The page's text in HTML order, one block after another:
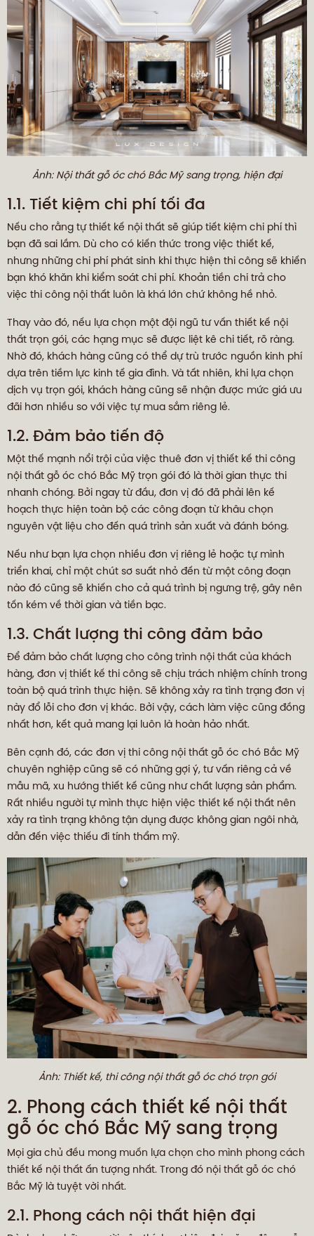
Ảnh: Nội thất gỗ óc chó Bắc Mỹ sang trọng, hiện đại
1.1. Tiết kiệm chi phí tối đa
Nếu cho rằng tự thiết kế nội thất sẽ giúp tiết kiệm chi phí thì
bạn đã sai lầm. Dù cho có kiến thức trong việc thiết kế,
nhưng những chi phí phát sinh khi thực hiện thi công sẽ khiến
bạn khó khăn khi kiểm soát chi phí. Khoản tiền chi trả cho
việc thi công nội thất luôn là khá lớn chứ không hề nhỏ.
Thay vào đó, nếu lựa chọn một đội ngũ tư vấn thiết kế nội
thất trọn gói, các hạng mục sẽ được liệt kê chi tiết, rõ ràng.
Nhờ đó, khách hàng cũng có thể dự trù trước nguồn kinh phí
dựa trên tiềm lực kinh tế gia đình. Và tất nhiên, khi lựa chọn
dịch vụ trọn gói, khách hàng cũng sẽ nhận được mức giá ưu
đãi hơn nhiều so với việc tự mua sắm riêng lẻ.
1.2. Đảm bảo tiến độ
Một thế mạnh nổi trội của việc thuê đơn vị thiết kế thi công
nội thất gỗ óc chó Bắc Mỹ trọn gói đó là thời gian thực thi
nhanh chóng. Bởi ngay từ đầu, đơn vị đó đã phải lên kế
hoạch thực hiện toàn bộ các công đoạn từ khâu chọn
nguyên vật liệu cho đến quá trình sản xuất và đánh bóng.
Nếu như bạn lựa chọn nhiều đơn vị riêng lẻ hoặc tự mình
triển khai, chỉ một chút sơ suất nhỏ đến từ một công đoạn
nào đó cũng sẽ khiến cho cả quá trình bị ngưng trệ, gây nên
tốn kém về thời gian và tiền bạc.
1.3. Chất lượng thi công đảm bảo
Để đảm bảo chất lượng cho công trình nội thất của khách
hàng, đơn vị thiết kế thi công sẽ chịu trách nhiệm chính trong
toàn bộ quá trình thực hiện. Sẽ không xảy ra tình trạng đơn vị
này đổ lỗi cho đơn vị khác. Bởi vậy, cách làm việc cũng đồng
nhất hơn, kết quả mang lại luôn là hoàn hảo nhất.
Bên cạnh đó, các đơn vị thi công nội thất gỗ óc chó Bắc Mỹ
chuyên nghiệp cũng sẽ có những gợi ý, tư vấn riêng cả về
mẫu mã, xu hướng thiết kế cũng như chất lượng sản phẩm.
Rất nhiều người tự mình thực hiện việc thiết kế nội thất nên
xảy ra tình trạng không tận dụng được không gian ngôi nhà,
dẫn đến việc thiếu đi tính thẩm mỹ.
Ảnh: Thiết kế, thi công nội thất gỗ óc chó trọn gói
2. Phong cách thiết kế nội thất
gỗ óc chó Bắc Mỹ sang trọng
Mọi gia chủ đều mong muốn lựa chọn cho mình phong cách
thiết kế nội thất ấn tượng nhất. Trong đó nội thất gỗ óc chó
Bắc Mỹ là tuyệt vời nhất.
2.1. Phong cách nội thất hiện đại